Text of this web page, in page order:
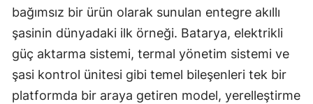
bağımsız bir ürün olarak sunulan entegre akıllı
şasinin dünyadaki ilk örneği. Batarya, elektrikli
güç aktarma sistemi, termal yönetim sistemi ve
şasi kontrol ünitesi gibi temel bileşenleri tek bir
platformda bir araya getiren model, yerelleştirme